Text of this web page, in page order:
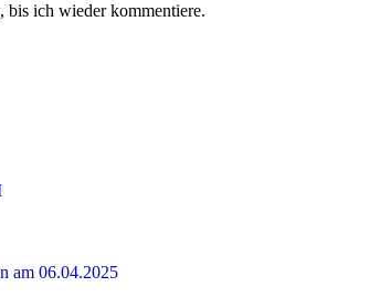
bis ich wieder kommentiere.
am 06.04.2025